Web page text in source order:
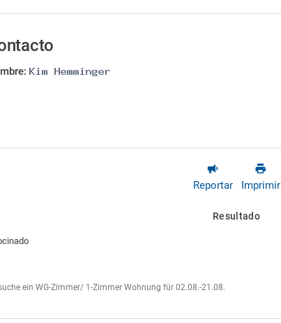
Reportar Imprimir
Resultado
ein WG-Zimmer/ 1-Zimmer Wohnung für 02.08.-21.08.